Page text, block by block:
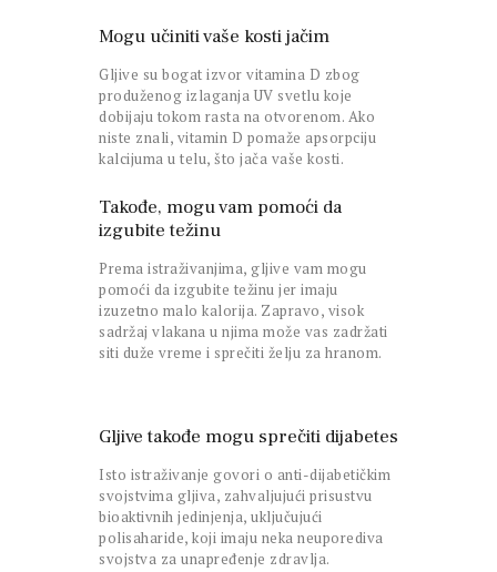
Mogu učiniti vaše kosti jačim
Gljive su bogat izvor vitamina D zbog
produženog izlaganja UV svetlu koje
dobijaju tokom rasta na otvorenom. Ako
niste znali, vitamin D pomaže apsorpciju
kalcijuma u telu, što jača vaše kosti.
Takođe, mogu vam pomoći da
izgubite težinu
Prema istraživanjima, gljive vam mogu
pomoći da izgubite težinu jer imaju
izuzetno malo kalorija. Zapravo, visok
sadržaj vlakana u njima može vas zadržati
siti duže vreme i sprečiti želju za hranom.
Gljive takođe mogu sprečiti dijabetes
Isto istraživanje govori o anti-dijabetičkim
svojstvima gljiva, zahvaljujući prisustvu
bioaktivnih jedinjenja, uključujući
polisaharide, koji imaju neka neuporediva
svojstva za unapređenje zdravlja.